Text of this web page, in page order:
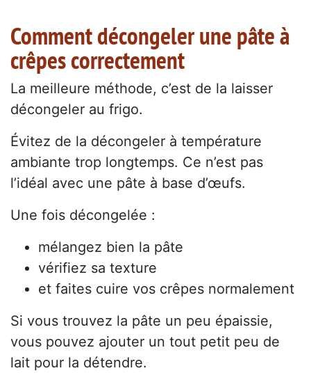
Comment décongeler une pâte à
crêpes correctement
La meilleure méthode, c’est de la laisser
décongeler au frigo.
Évitez de la décongeler à température
ambiante trop longtemps. Ce n’est pas
l’idéal avec une pâte à base d’œufs.
Une fois décongelée :
mélangez bien la pâte
vérifiez sa texture
et faites cuire vos crêpes normalement
Si vous trouvez la pâte un peu épaissie,
vous pouvez ajouter un tout petit peu de
lait pour la détendre.